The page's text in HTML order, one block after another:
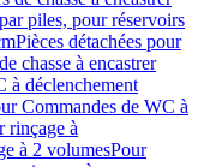
piles, pour réservoirs
Pièces détachées pour
chasse à encastrer
à déclenchement
Commandes de WC à
rinçage à
à 2 volumesPour